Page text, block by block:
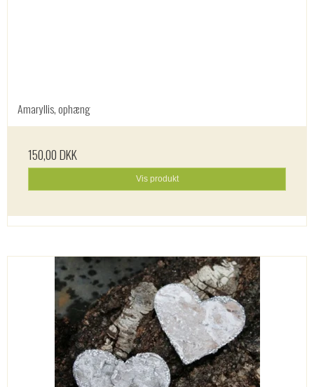
Amaryllis, ophæng
150,00 DKK
Vis produkt